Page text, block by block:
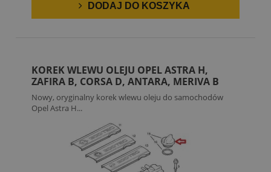
DODAJ DO KOSZYKA
KOREK WLEWU OLEJU OPEL ASTRA H,
ZAFIRA B, CORSA D, ANTARA, MERIVA B
Nowy, oryginalny korek wlewu oleju do samochodów
Opel Astra H...